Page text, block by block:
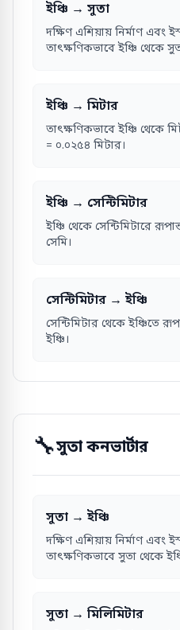
ইঞ্চি → সুতা
দক্ষিণ এশিয়ায় নির্মাণ এবং
তাৎক্ষণিকভাবে ইঞ্চি থেকে
ইঞ্চি → মিটার
তাৎক্ষণিকভাবে ইঞ্চি থেকে
= ০.০২৫৪ মিটার।
ইঞ্চি → সেন্টিমিটার
ইঞ্চি থেকে সেন্টিমিটারে
সেমি।
সেন্টিমিটার → ইঞ্চি
সেন্টিমিটার থেকে ইঞ্চিতে
ইঞ্চি।
🔧সুতা কনভার্টার
সুতা → ইঞ্চি
দক্ষিণ এশিয়ায় নির্মাণ এবং
তাৎক্ষণিকভাবে সুতা থেকে
সুতা → মিলিমিটার